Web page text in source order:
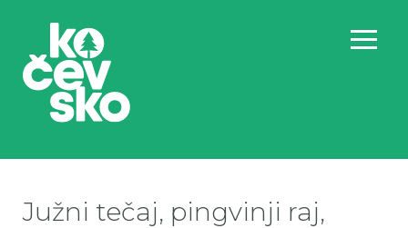
Južni tečaj, pingvinji raj,